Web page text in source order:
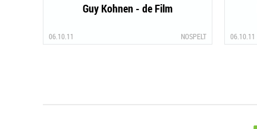
Guy Kohnen - de Film
06.10.11 NOSPELT 06.10.11